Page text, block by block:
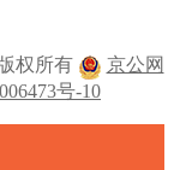
权所有
京公网
号-10